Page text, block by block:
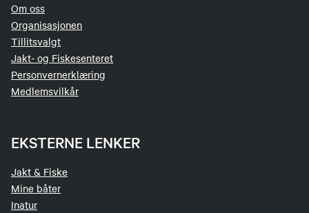
Om oss
Organisasjonen
Tillitsvalgt
Jakt- og Fiskesenteret
Personvernerklæring
Medlemsvilkår
EKSTERNE LENKER
Jakt & Fiske
Mine båter
Inatur